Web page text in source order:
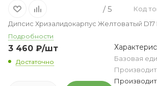
/ 5
Код
Дипсис Хризалидокарпус Желтоватый D17
Подробности
3 460 ₽/шт
Достаточно Базовая